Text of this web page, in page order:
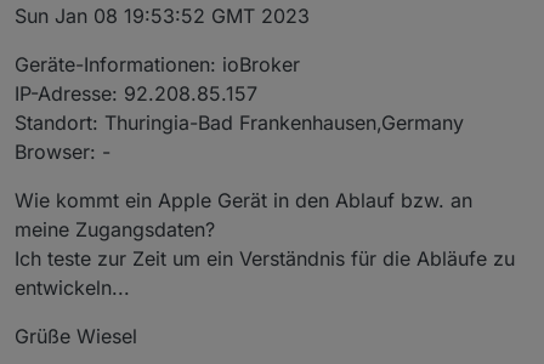
Sun Jan 08 19:53:52 GMT 2023
Geräte-Informationen: ioBroker
IP-Adresse: 92.208.85.157
Standort: Thuringia-Bad Frankenhausen,Germany
Browser: -
Wie kommt ein Apple Gerät in den Ablauf bzw. an
meine Zugangsdaten?
Ich teste zur Zeit um ein Verständnis für die Abläufe zu
entwickeln...
Grüße Wiesel